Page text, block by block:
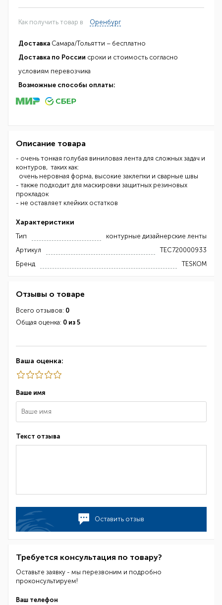
Как получить товар в Оренбург
Доставка Самара/Тольятти – бесплатно
Доставка по России сроки и стоимость согласно
условиям перевозчика
Возможные способы оплаты:
Описание товара
- очень тонкая голубая виниловая лента для сложных задач и
контуров, таких как:
очень неровная форма, высокие заклепки и сварные швы
- также подходит для маскировки защитных резиновых
прокладок
- не оставляет клейких остатков
Характеристики
Тип
контурные дизайнерские ленты
Артикул
TEC720000933
Бренд
TESKOM
Отзывы о товаре
Всего отзывов: 0
Общая оценка: 0 из 5
Ваша оценка:
Ваше имя
Текст отзыва
Оставить отзыв
Требуется консультация по товару?
Оставьте заявку - мы перезвоним и подробно
проконсультируем!
Ваш телефон